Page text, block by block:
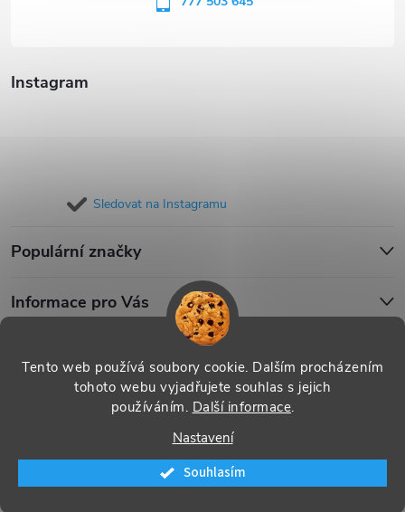
Tento web používá soubory cookie. Dalším procházením
tohoto webu vyjadřujete souhlas s jejich
používáním. Další informace.
Nastavení
Souhlasím
Instagram
Sledovat na Instagramu
Populární značky
Informace pro Vás
Vytvořil Shoptet
Copyright 2026 . Všechna práva vyhrazena.
nastavení cookies